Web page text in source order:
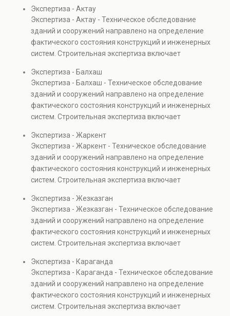
элементов и оценку эксплуатационной безопасности.
Услуга востребована при покупке недвижимости,
капитальном ремонте и реконструкции объектов, а
также при судебных разбирательствах и технических
проверках.
Экспертиза - Актау
Экспертиза - Актау - Техническое обследование
зданий и сооружений направлено на определение
фактического состояния конструкций и инженерных
систем. Строительная экспертиза включает
элементов и оценку эксплуатационной безопасности.
Услуга востребована при покупке недвижимости,
капитальном ремонте и реконструкции объектов, а
также при судебных разбирательствах и технических
проверках.
Экспертиза - Балхаш
Экспертиза - Балхаш - Техническое обследование
зданий и сооружений направлено на определение
фактического состояния конструкций и инженерных
систем. Строительная экспертиза включает
элементов и оценку эксплуатационной безопасности.
Услуга востребована при покупке недвижимости,
капитальном ремонте и реконструкции объектов, а
также при судебных разбирательствах и технических
проверках.
Экспертиза - Жаркент
Экспертиза - Жаркент - Техническое обследование
зданий и сооружений направлено на определение
фактического состояния конструкций и инженерных
систем. Строительная экспертиза включает
элементов и оценку эксплуатационной безопасности.
Услуга востребована при покупке недвижимости,
капитальном ремонте и реконструкции объектов, а
также при судебных разбирательствах и технических
проверках.
Экспертиза - Жезказган
Экспертиза - Жезказган - Техническое обследование
зданий и сооружений направлено на определение
фактического состояния конструкций и инженерных
систем. Строительная экспертиза включает
элементов и оценку эксплуатационной безопасности.
Услуга востребована при покупке недвижимости,
капитальном ремонте и реконструкции объектов, а
также при судебных разбирательствах и технических
проверках.
Экспертиза - Караганда
Экспертиза - Караганда - Техническое обследование
зданий и сооружений направлено на определение
фактического состояния конструкций и инженерных
систем. Строительная экспертиза включает